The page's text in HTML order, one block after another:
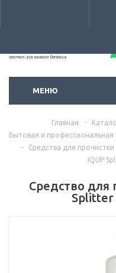
МЕНЮ
Главная -
Бытовая и профессиональная
-
Средства для прочистки
IQUP
Средство для
Splitter